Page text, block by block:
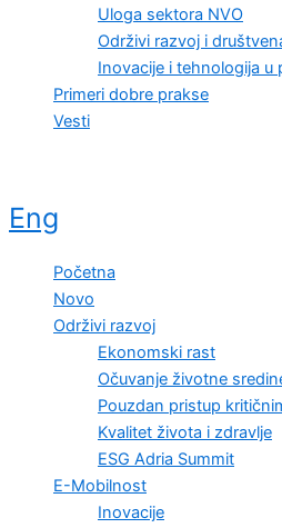
Uloga sektora NVO
Održivi razvoj i
Inovacije i tehnologija u
Primeri dobre prakse
Vesti
Eng
Početna
Novo
Održivi razvoj
Ekonomski rast
Očuvanje životne
Pouzdan pristup
Kvalitet života i zdravlje
ESG Adria Summit
E-Mobilnost
Inovacije